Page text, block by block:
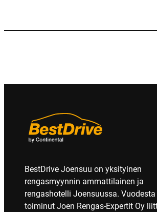
BestDrive Joensuu on yksityinen
rengasmyynnin ammattilainen ja
rengashotelli Joensuussa.
toiminut Joen Rengas-Expertit Oy